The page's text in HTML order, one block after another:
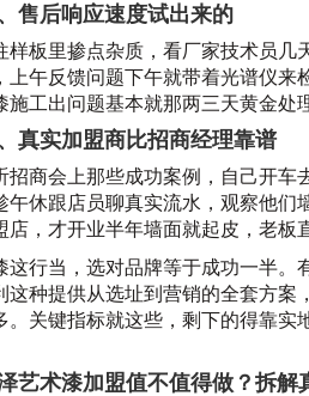
售后响应速度试出来的
样板里掺点杂质，看厂家技术员几
上午反馈问题下午就带着光谱仪来
施工出问题基本就那两三天黄金处
真实加盟商比招商经理靠谱
招商会上那些成功案例，自己开车
午休跟店员聊真实流水，观察他们
店，才开业半年墙面就起皮，老板
这行当，选对品牌等于成功一半。
这种提供从选址到营销的全套方案
。关键指标就这些，剩下的得靠实
艺术漆加盟值不值得做？拆解